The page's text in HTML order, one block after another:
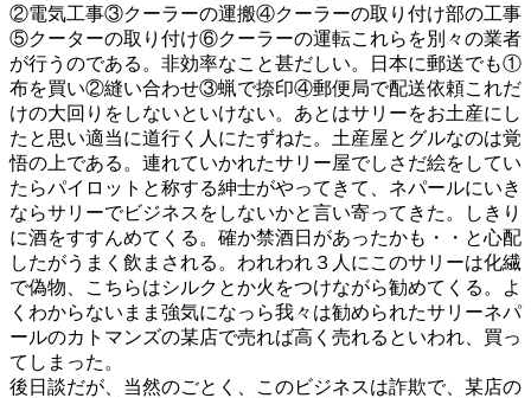
②電気工事③クーラーの運搬④クーラーの取り付け部の工事
⑤クーターの取り付け⑥クーラーの運転これらを別々の業者
が行うのである。非効率なこと甚だしい。日本に郵送でも①
布を買い②縫い合わせ③蝋で捺印④郵便局で配送依頼これだ
けの大回りをしないといけない。あとはサリーをお土産にし
たと思い適当に道行く人にたずねた。土産屋とグルなのは覚
悟の上である。連れていかれたサリー屋でしさだ絵をしてい
たらパイロットと称する紳士がやってきて、ネパールにいき
ならサリーでビジネスをしないかと言い寄ってきた。しきり
に酒をすすんめてくる。確か禁酒日があったかも・・と心配
したがうまく飲まされる。われわれ３人にこのサリーは化繊
で偽物、こちらはシルクとか火をつけながら勧めてくる。よ
くわからないまま強気になっら我々は勧められたサリーネパ
ールのカトマンズの某店で売れば高く売れるといわれ、買っ
てしまった。
後日談だが、当然のごとく、このビジネスは詐欺で、某店の